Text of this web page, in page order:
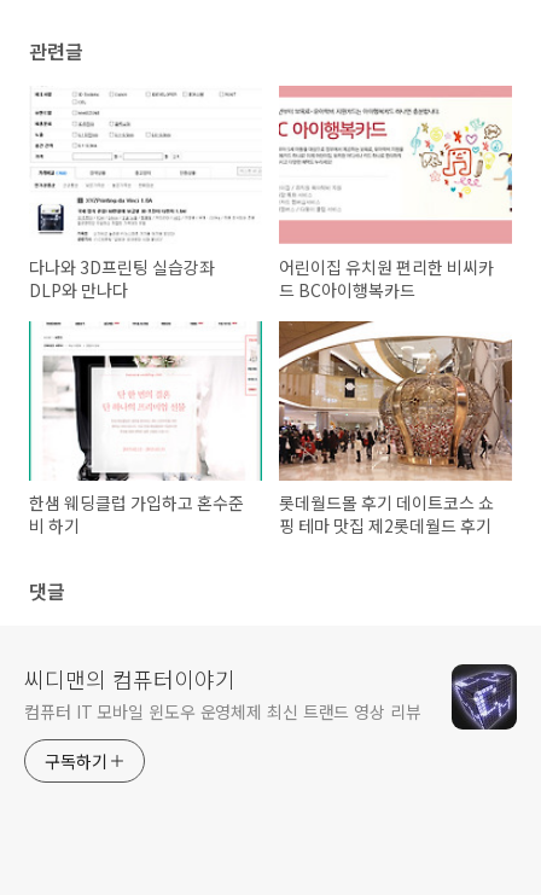
관련글
다나와 3D프린팅 실습강좌
DLP와 만나다
어린이집 유치원 편리한 비씨카
드 BC아이행복카드
한샘 웨딩클럽 가입하고 혼수준
비 하기
롯데월드몰 후기 데이트코스 쇼
핑 테마 맛집 제2롯데월드 후기
댓글
씨디맨의 컴퓨터이야기
컴퓨터 IT 모바일 윈도우 운영체제 최신 트랜드 영상 리뷰
구독하기